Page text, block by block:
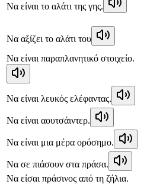
Να είναι το αλάτι της γης.
Να αξίζει το αλάτι του
Να είναι παραπλανητικό στοιχείο.
Να είναι λευκός ελέφαντας.
Να είναι αουτσάιντερ.
Να είναι μια μέρα ορόσημο.
Να σε πιάσουν στα πράσα.
Να είσαι πράσινος από τη ζήλια.